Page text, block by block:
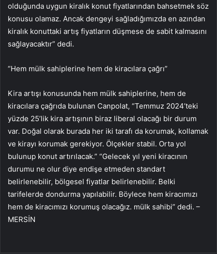
olduğunda uygun kiralık konut fiyatlarından bahsetmek söz
konusu olamaz. Ancak dengeyi sağladığımızda en azından
kiralık konuttaki artış fiyatların düşmese de sabit kalmasını
sağlayacaktır” dedi.
“Hem mülk sahiplerine hem de kiracılara çağrı”
Kira artışı konusunda hem mülk sahiplerine, hem de
kiracılara çağrıda bulunan Canpolat, “Temmuz 2024’teki
yüzde 25’lik kira artışının biraz liberal olacağı bir durum
var. Doğal olarak burada her iki tarafı da korumak, kollamak
ve kirayı korumak gerekiyor. Ölçekler stabil. Orta yol
bulunup konut artırılacak.” “Gelecek yıl yeni kiracının
durumu ne olur diye endişe etmeden standart
belirlenebilir, bölgesel fiyatlar belirlenebilir. Belki
tarifelerde dondurma yapılabilir. Böylece hem kiracımızı
hem de kiracımızı korumuş olacağız. mülk sahibi” dedi. –
MERSİN